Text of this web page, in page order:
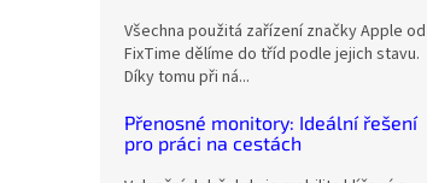
Všechna použitá zařízení značky Apple od
FixTime dělíme do tříd podle jejich stavu.
Díky tomu při ná...
Přenosné monitory: Ideální řešení
pro práci na cestách